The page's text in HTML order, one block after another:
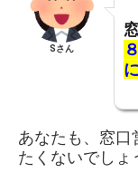
Sさん
あなたも、窓口
たくないでしょ